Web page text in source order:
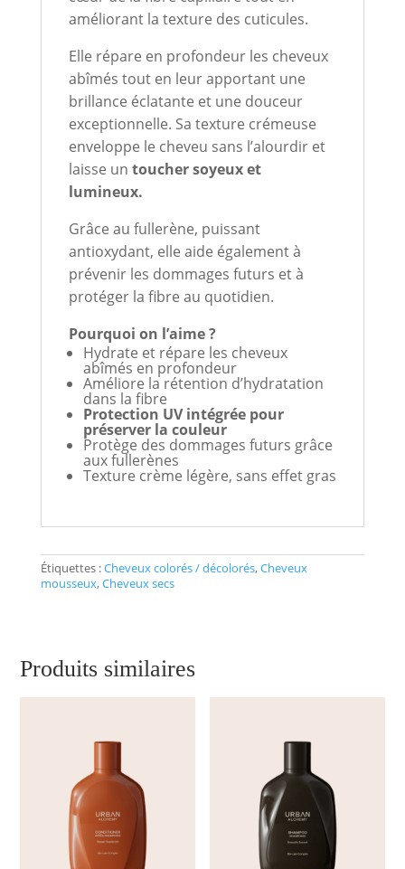
améliorant la texture des cuticules.
Elle répare en profondeur les cheveux
abîmés tout en leur apportant une
brillance éclatante et une douceur
exceptionnelle. Sa texture crémeuse
enveloppe le cheveu sans l’alourdir et
laisse un toucher soyeux et
lumineux.
Grâce au fullerène, puissant
antioxydant, elle aide également à
prévenir les dommages futurs et à
protéger la fibre au quotidien.
Pourquoi on l’aime ?
Hydrate et répare les cheveux
abîmés en profondeur
Améliore la rétention d’hydratation
dans la fibre
Protection UV intégrée pour
préserver la couleur
Protège des dommages futurs grâce
aux fullerènes
Texture crème légère, sans effet gras
Étiquettes :Cheveux colorés / décolorés,Cheveux
mousseux,Cheveux secs
Produits similaires